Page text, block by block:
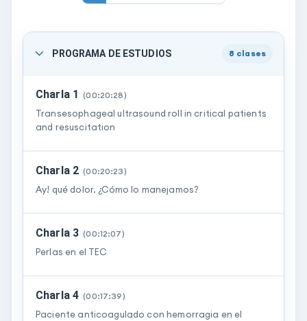
PROGRAMA DE ESTUDIOS 8 clases
Charla 1 (00:20:28)
Transesophageal ultrasound roll in critical patients
and resuscitation
Charla 2 (00:20:23)
Ay! qué dolor. ¿Cómo lo manejamos?
Charla 3 (00:12:07)
Perlas en el TEC
Charla 4 (00:17:39)
Paciente anticoagulado con hemorragia en el